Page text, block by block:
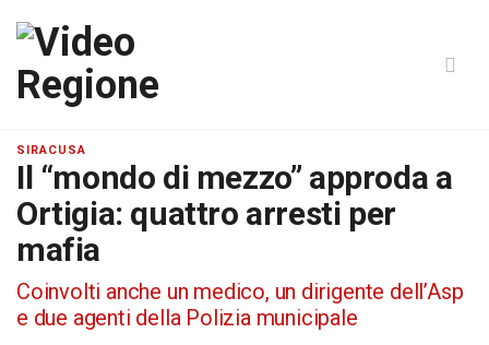
SIRACUSA
Il “mondo di mezzo” approda a
Ortigia: quattro arresti per
mafia
Coinvolti anche un medico, un dirigente dell’Asp
e due agenti della Polizia municipale